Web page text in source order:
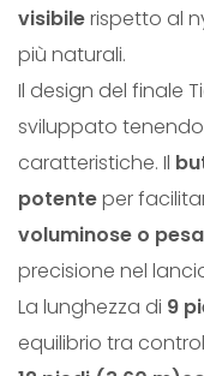
G
Y
K
N
O
T
L
E
S
S
visibilerispetto al
più naturali.
Il design del finale
sviluppato
caratteristiche. Il
potenteper
voluminose o
precisione nel
La lunghezza di 9
equilibrio tra